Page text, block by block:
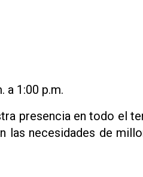
a 1:00 p.m.
presencia en todo el
las necesidades de